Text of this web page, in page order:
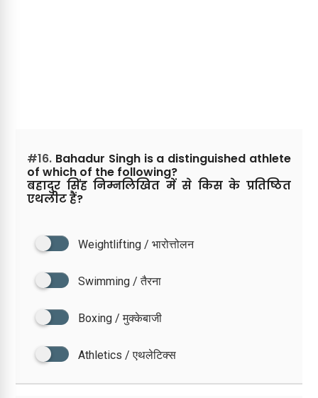
#16. Bahadur Singh is a distinguished athlete
of which of the following?
बहादुर सिंह निम्नलिखित में से किस के प्रतिष्ठित
एथलीट हैं?
Weightlifting / भारोत्तोलन
Swimming / तैरना
Boxing / मुक्केबाजी
Athletics / एथलेटिक्स